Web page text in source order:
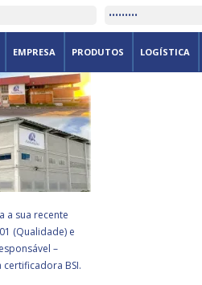
EMPRESA PRODUTOS LOGÍSTICA
É
a sua recente
(Qualidade) e
–
BSI.